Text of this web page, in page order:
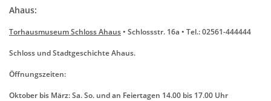
Ahaus:
Torhausmuseum Schloss Ahaus• Schlossstr. 16a • Tel.: 02561-444444
Schloss und Stadtgeschichte Ahaus.
Öffnungszeiten:
Oktober bis März: Sa. So. und an Feiertagen 14.00 bis 17.00 Uhr